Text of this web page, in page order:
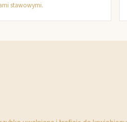
stawowymi.